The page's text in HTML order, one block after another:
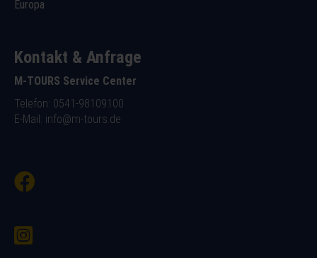
Europa
Kontakt & Anfrage
M-TOURS Service Center
Telefon: 0541-98109100
E-Mail: info@m-tours.de